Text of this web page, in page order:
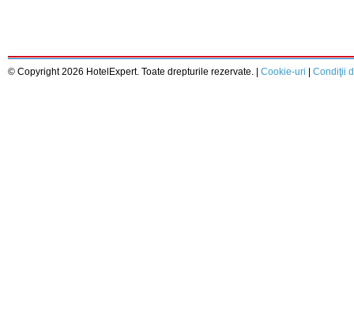
© Copyright 2026 HotelExpert. Toate drepturile rezervate. | Cookie-uri Condiţii